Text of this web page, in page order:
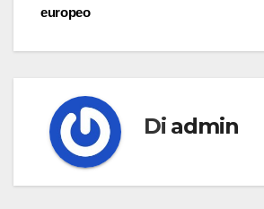
europeo
Di admin